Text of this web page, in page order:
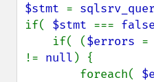
$stmt =
if( $stmt ===
    if( (
$errors =
!= null ) {
        foreach(